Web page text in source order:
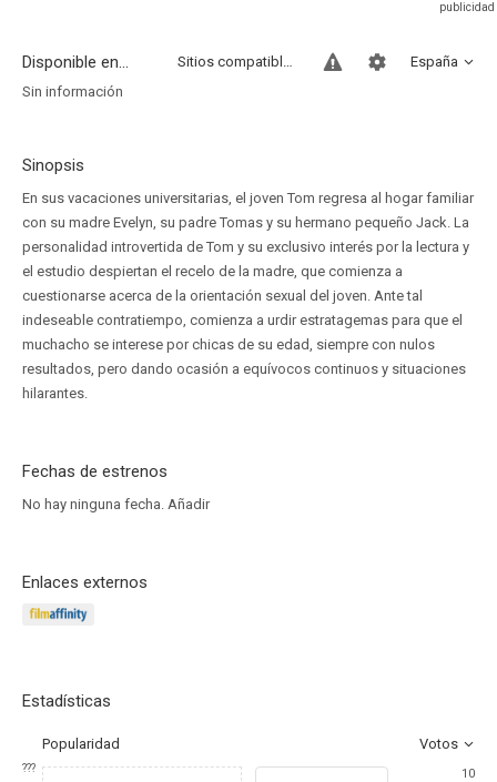
Disponible en... España
Sitios compatibles
Sin información
Sinopsis
En sus vacaciones universitarias, el joven Tom regresa al hogar familiar
con su madre Evelyn, su padre Tomas y su hermano pequeño Jack. La
personalidad introvertida de Tom y su exclusivo interés por la lectura y
el estudio despiertan el recelo de la madre, que comienza a
cuestionarse acerca de la orientación sexual del joven. Ante tal
indeseable contratiempo, comienza a urdir estratagemas para que el
muchacho se interese por chicas de su edad, siempre con nulos
resultados, pero dando ocasión a equívocos continuos y situaciones
hilarantes.
Fechas de estrenos
No hay ninguna fecha. Añadir
Enlaces externos
Estadísticas
Popularidad Votos
???
10